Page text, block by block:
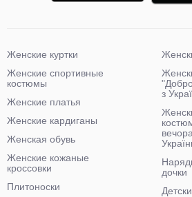
Женские куртки
Женские спортивные
костюмы
Женские платья
Женские кардиганы
Женская обувь
Женские кожаные
кроссовки
Плитоноски
з
дочки